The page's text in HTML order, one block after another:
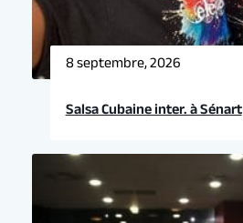
8 septembre, 2026
Salsa Cubaine inter. à Sénart